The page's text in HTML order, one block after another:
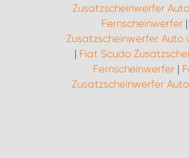
Zusatzscheinwerfer
Fernscheinwerfer |
Zusatzscheinwerfer Auto
| Fiat Scudo
Fernscheinwerfer |
Zusatzscheinwerfer